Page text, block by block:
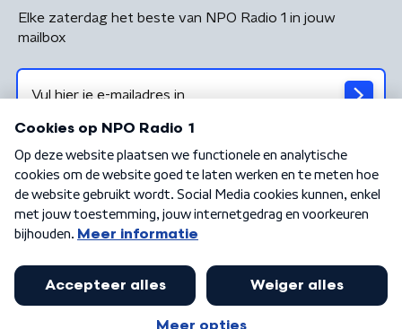
Elke zaterdag het beste van NPO Radio 1 in jouw
mailbox
Algemene voorwaarden